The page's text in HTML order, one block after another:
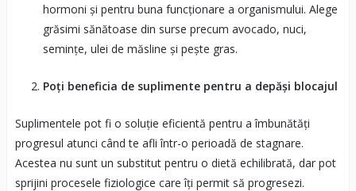
hormoni și pentru buna funcționare a organismului. Alege
grăsimi sănătoase din surse precum avocado, nuci,
semințe, ulei de măsline și pește gras.
Poți beneficia de suplimente pentru a depăși blocajul
Suplimentele pot fi o soluție eficientă pentru a îmbunătăți
progresul atunci când te afli într-o perioadă de stagnare.
Acestea nu sunt un substitut pentru o dietă echilibrată, dar pot
sprijini procesele fiziologice care îți permit să progresezi.